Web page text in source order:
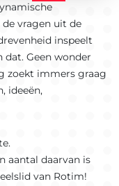
vragen uit de
inspeelt
Geen wonder
zoekt immers graag
ideeën,
aantal daarvan is
van Rotim!